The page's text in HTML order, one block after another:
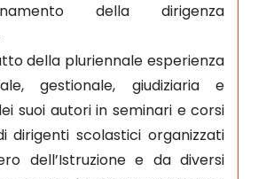
della dirigenza
della pluriennale esperienza
gestionale, giudiziaria e
suoi autori in seminari e corsi
dirigenti scolastici organizzati
dell’Istruzione e da diversi